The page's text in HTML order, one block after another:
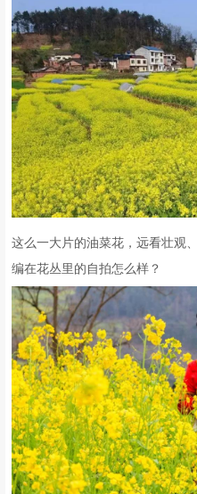
这么一大片的油菜花，远看壮观
编在花丛里的自拍怎么样？